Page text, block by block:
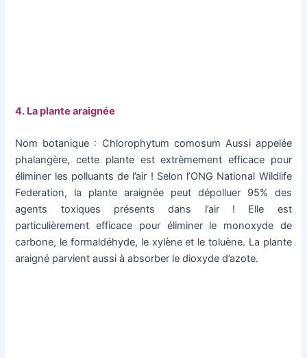
4. La plante araignée
Nom botanique : Chlorophytum comosum Aussi appelée
phalangère, cette plante est extrêmement efficace pour
éliminer les polluants de l’air ! Selon l’ONG National Wildlife
Federation, la plante araignée peut dépolluer 95% des
agents toxiques présents dans l’air ! Elle est
particulièrement efficace pour éliminer le monoxyde de
carbone, le formaldéhyde, le xylène et le toluène. La plante
araigné parvient aussi à absorber le dioxyde d’azote.